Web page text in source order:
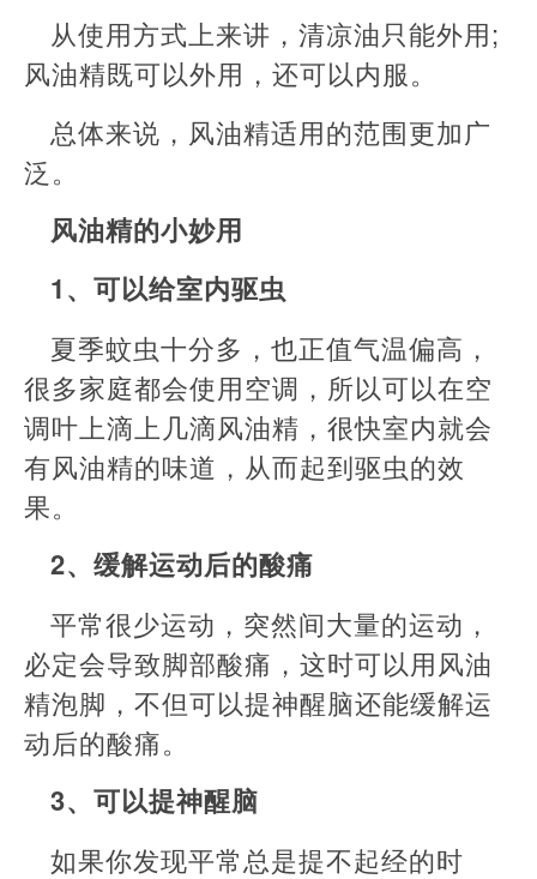
从使用方式上来讲，清凉油只能外用;
风油精既可以外用，还可以内服。
总体来说，风油精适用的范围更加广
泛。
风油精的小妙用
1、可以给室内驱虫
夏季蚊虫十分多，也正值气温偏高，
很多家庭都会使用空调，所以可以在空
调叶上滴上几滴风油精，很快室内就会
有风油精的味道，从而起到驱虫的效
果。
2、缓解运动后的酸痛
平常很少运动，突然间大量的运动，
必定会导致脚部酸痛，这时可以用风油
精泡脚，不但可以提神醒脑还能缓解运
动后的酸痛。
3、可以提神醒脑
如果你发现平常总是提不起经的时